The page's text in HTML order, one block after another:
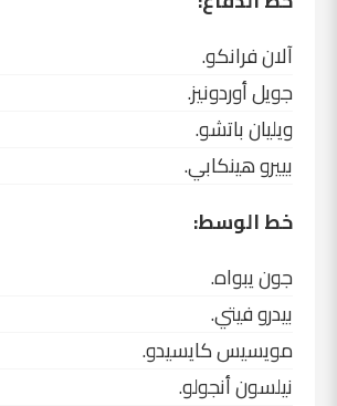
آلان فرانكو.
جويل أوردونيز.
ويليان باتشو.
بييرو هينكابي.
خط الوسط:
جون يبواه.
بيدرو فيتي.
مويسيس كايسيدو.
نيلسون أنجولو.